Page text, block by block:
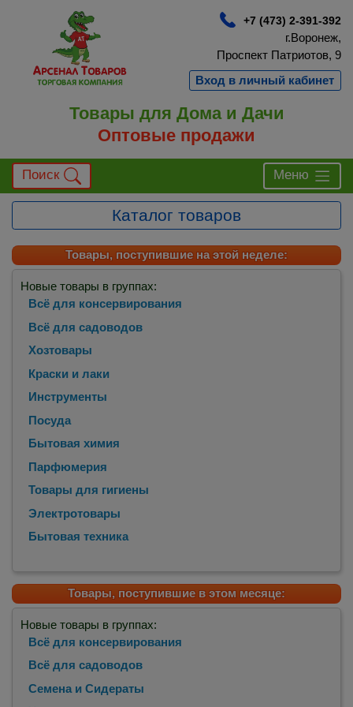
+7 (473) 2-391-392
г.Воронеж,
Проспект Патриотов, 9
Вход в личный кабинет
Товары для Дома и Дачи
Оптовые продажи
Поиск Меню
Каталог товаров
Товары, поступившие на этой неделе:
Новые товары в группах:
Всё для консервирования
Всё для садоводов
Хозтовары
Краски и лаки
Инструменты
Посуда
Бытовая химия
Парфюмерия
Товары для гигиены
Электротовары
Бытовая техника
Товары, поступившие в этом месяце:
Новые товары в группах:
Всё для консервирования
Всё для садоводов
Семена и Сидераты